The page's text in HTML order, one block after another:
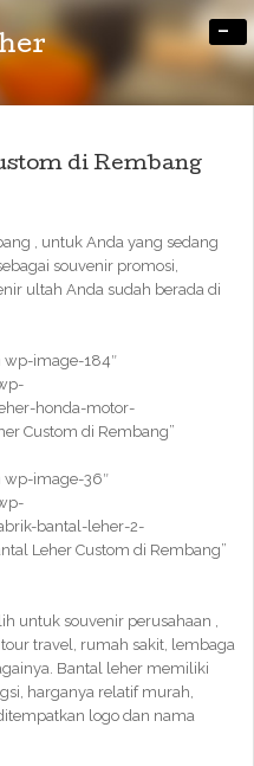
-
di Rembang
, untuk Anda yang sedang
souvenir promosi,
ultah Anda sudah berada di
wp-image-184″
honda-motor-
Custom di Rembang”
wp-image-36″
bantal-leher-2-
Leher Custom di Rembang”
untuk souvenir perusahaan ,
travel, rumah sakit, lembaga
Bantal leher memiliki
harganya relatif murah,
logo dan nama